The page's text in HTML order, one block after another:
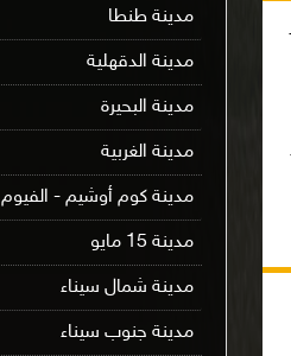
مدينة طنطا
مدينة الدقهلية
مدينة البحيرة
مدينة الغربية
مدينة كوم أوشيم - الفيوم
مدينة 15 مايو
مدينة شمال سيناء
مدينة جنوب سيناء